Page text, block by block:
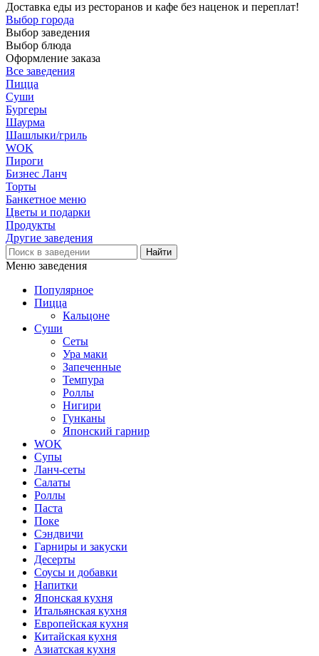
Доставка еды из ресторанов и кафе без наценок и переплат!
Выбор города
Выбор заведения
Выбор блюда
Оформление заказа
Все заведения
Пицца
Суши
Бургеры
Шаурма
Шашлыки/гриль
WOK
Пироги
Бизнес Ланч
Торты
Банкетное меню
Цветы и подарки
Продукты
Другие заведения
Меню заведения
Популярное
Пицца
Кальцоне
Суши
Сеты
Ура маки
Запеченные
Темпура
Роллы
Нигири
Гунканы
Японский гарнир
WOK
Супы
Ланч-сеты
Салаты
Роллы
Паста
Поке
Сэндвичи
Гарниры и закуски
Десерты
Соусы и добавки
Напитки
Японская кухня
Итальянская кухня
Европейская кухня
Китайская кухня
Азиатская кухня